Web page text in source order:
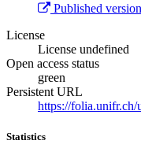
Published version
License
License undefined
Open access status
green
Persistent URL
https://folia.unifr.ch/
Statistics